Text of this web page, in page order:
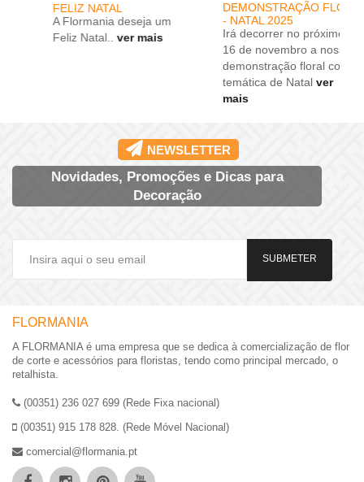
FELIZ NATAL
A Flormania deseja um
Feliz Natal..ver mais
DEMONSTRAÇÃO FLORAL
- NATAL 2025
Irá decorrer no próximo dia
16 de novembro a nossa
demonstração floral com a
temática de Natal ver
NEWSLETTER
Novidades, Promoções e Dicas para
Decoração
SUBMETER
FLORMANIA
A FLORMANIA é uma empresa que se dedica à comercialização de flor
de corte e acessórios para floristas, tendo como principal mercado, o
retalhista.
(00351) 236 027 699 (Rede Fixa nacional)
(00351) 915 178 828. (Rede Móvel Nacional)
comercial@flormania.pt